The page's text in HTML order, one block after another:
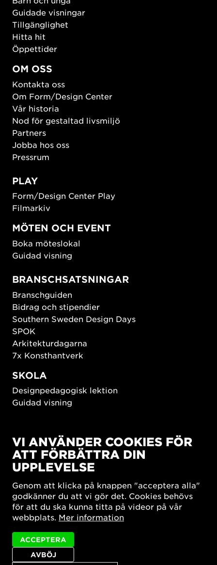
Guidade visningar
Tillgänglighet
Hitta hit
Öppettider
OM OSS
Kontakta oss
Om Form/Design Center
Vår historia
Nod för gestaltad livsmiljö
Partners
Jobba hos oss
Pressrum
PLAY
Form/Design Center Play
Filmarkiv
MÖTEN OCH EVENT
Boka möteslokal
Guidad visning
BRANSCHSATSNINGAR
Branschguiden
Bidrag och stipendier
Southern Sweden Design Days
SPOK
Arkitekturdagarna
7x Konsthantverk
SKOLA
Designpedagogisk lektion
Guidad visning
New European Bauhaus
SUSTAINORDIC
Share Future Living
What Matter_s
Integritetspolicy
Cookie-inställningar
VI ANVÄNDER COOKIES FÖR
ATT FÖRBÄTTRA DIN
UPPLEVELSE
Genom att klicka på knappen "acceptera alla"
godkänner du att vi gör det. Cookies behövs
för att du ska kunna titta på videor på vår
webbplats. Mer information
AVBÖJ
ACCEPTERA